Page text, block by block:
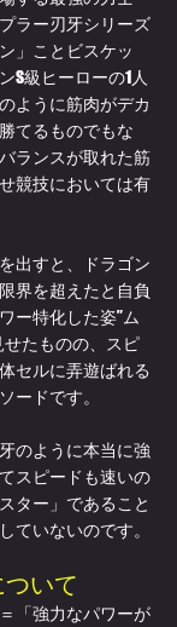
ラー刃牙シリーズ
」ことビスケッ
S級ヒーローの1人
ように筋肉がデカ
てるものでもな
ランスが取れた筋
競技においては有
出すと、ドラゴン
界を超えたと自負
ー特化した姿”ム
せたものの、スピ
セルに弄遊ばれる
ードです。
のように本当に強
スピードも速いの
ター」であること
ていないのです。
いて
「強力なパワーが